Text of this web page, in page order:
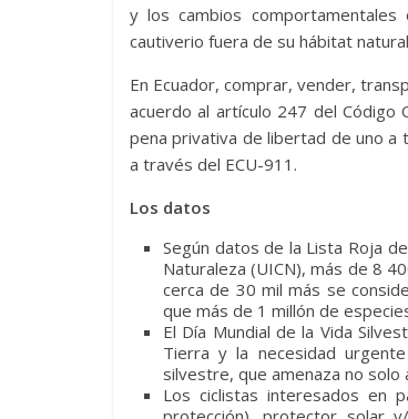
y los cambios
cautiverio fuera de su hábitat
En Ecuador, comprar, vender,
acuerdo al artículo 247 del Código
pena privativa de libertad de uno a
a través del ECU-911.
Los datos
Según datos de la Lista Roja
Naturaleza (UICN), más de 8
cerca de 30 mil más se
que más de 1 millón de
El Día Mundial de la Vida
Tierra y la necesidad
silvestre, que amenaza no solo
Los ciclistas interesados en